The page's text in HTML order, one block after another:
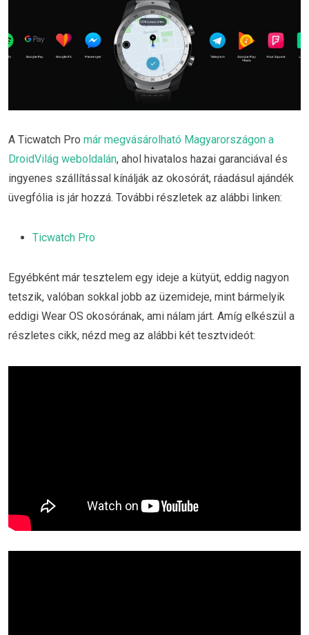
A Ticwatch Pro már megvásárolható Magyarországon a
DroidVilág weboldalán, ahol hivatalos hazai garanciával és
ingyenes szállítással kínálják az okosórát, ráadásul ajándék
üvegfólia is jár hozzá. További részletek az alábbi linken:
Ticwatch Pro
Egyébként már tesztelem egy ideje a kütyüt, eddig nagyon
tetszik, valóban sokkal jobb az üzemideje, mint bármelyik
eddigi Wear OS okosórának, ami nálam járt. Amíg elkészül a
részletes cikk, nézd meg az alábbi két tesztvideót: